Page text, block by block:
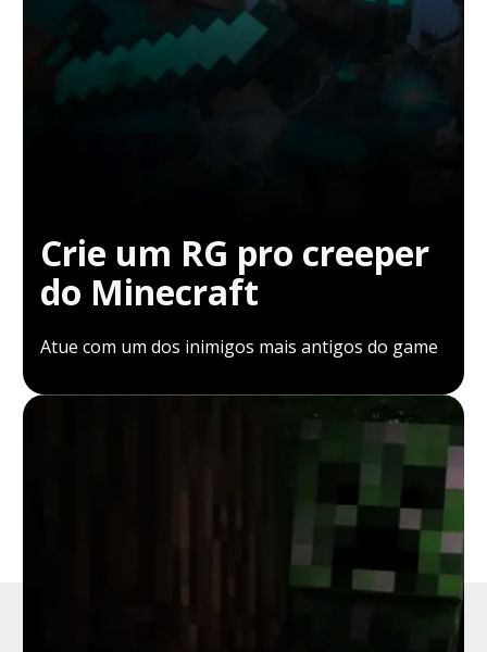
Crie um RG pro creeper
do Minecraft
Atue com um dos inimigos mais antigos do game